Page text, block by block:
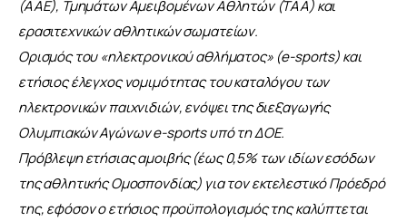
(ΑΑΕ), Τμημάτων Αμειβομένων Αθλητών (ΤΑΑ) και
ερασιτεχνικών αθλητικών σωματείων.
Ορισμός του «ηλεκτρονικού αθλήματος» (e-sports) και
ετήσιος έλεγχος νομιμότητας του καταλόγου των
ηλεκτρονικών παιχνιδιών, ενόψει της διεξαγωγής
Ολυμπιακών Αγώνων e-sports υπό τη ΔΟΕ.
Πρόβλεψη ετήσιας αμοιβής (έως 0,5% των ιδίων εσόδων
της αθλητικής Ομοσπονδίας) για τον εκτελεστικό Πρόεδρό
της, εφόσον ο ετήσιος προϋπολογισμός της καλύπτεται